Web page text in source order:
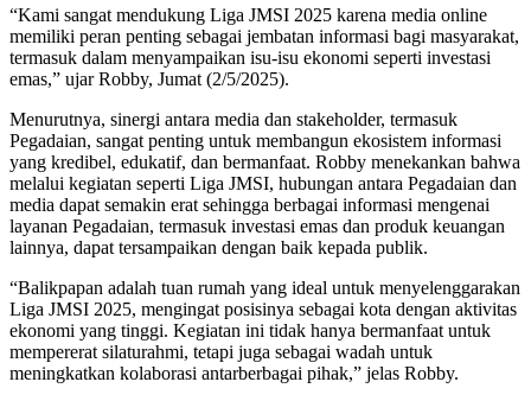
“Kami sangat mendukung Liga JMSI 2025 karena media online
memiliki peran penting sebagai jembatan informasi bagi masyarakat,
termasuk dalam menyampaikan isu-isu ekonomi seperti investasi
emas,” ujar Robby, Jumat (2/5/2025).
Menurutnya, sinergi antara media dan stakeholder, termasuk
Pegadaian, sangat penting untuk membangun ekosistem informasi
yang kredibel, edukatif, dan bermanfaat. Robby menekankan bahwa
melalui kegiatan seperti Liga JMSI, hubungan antara Pegadaian dan
media dapat semakin erat sehingga berbagai informasi mengenai
layanan Pegadaian, termasuk investasi emas dan produk keuangan
lainnya, dapat tersampaikan dengan baik kepada publik.
“Balikpapan adalah tuan rumah yang ideal untuk menyelenggarakan
Liga JMSI 2025, mengingat posisinya sebagai kota dengan aktivitas
ekonomi yang tinggi. Kegiatan ini tidak hanya bermanfaat untuk
mempererat silaturahmi, tetapi juga sebagai wadah untuk
meningkatkan kolaborasi antarberbagai pihak,” jelas Robby.